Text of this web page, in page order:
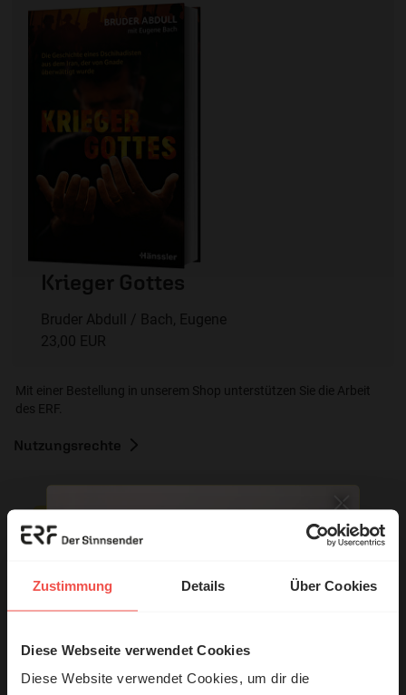
Zustimmung Details Über Cookies
Diese Webseite verwendet Cookies
Diese Website verwendet Cookies, um dir die
Krieger Gottes
Bruder Abdull / Bach, Eugene
23,00 EUR
Mit einer Bestellung in unserem Shop unterstützen Sie die Arbeit
des ERF.
Nutzungsrechte
Ihr Kommentar
Name:© Ruth Schneider / ERF